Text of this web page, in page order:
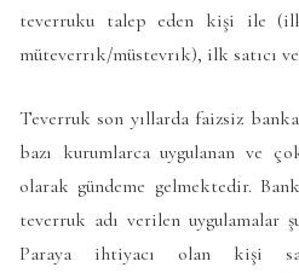
teverruku talep eden kişi ile
müteverrık/müstevrık), ilk satıcı
Teverruk son yıllarda faizsiz
bazı kurumlarca uygulanan ve
olarak gündeme gelmektedir.
teverruk adı verilen uygulamalar
Paraya ihtiyacı olan kişi